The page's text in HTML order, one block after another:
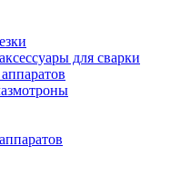
для сварки